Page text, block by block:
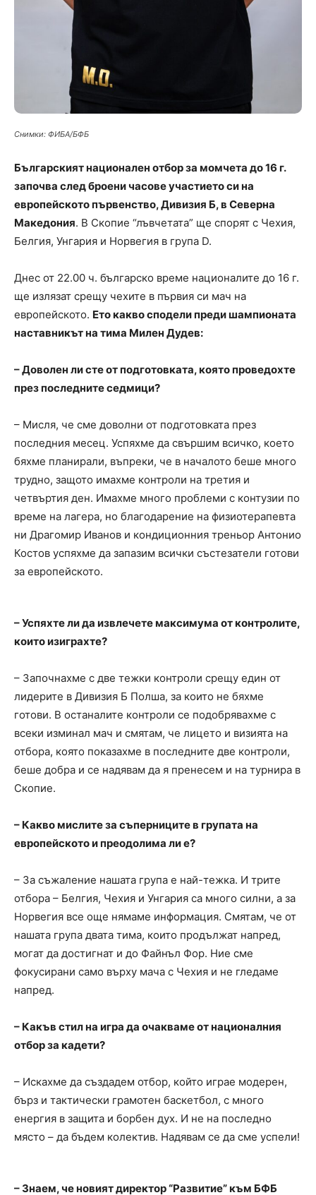
Снимки: ФИБА/БФБ
Българският национален отбор за момчета до 16 г.
започва след броени часове участието си на
европейското първенство, Дивизия Б, в Северна
Македония. В Скопие “лъвчетата” ще спорят с Чехия,
Белгия, Унгария и Норвегия в група D.
Днес от 22.00 ч. българско време националите до 16 г.
ще излязат срещу чехите в първия си мач на
европейското. Ето какво сподели преди шампионата
наставникът на тима Милен Дудев:
– Доволен ли сте от подготовката, която проведохте
през последните седмици?
– Мисля, че сме доволни от подготовката през
последния месец. Успяхме да свършим всичко, което
бяхме планирали, въпреки, че в началото беше много
трудно, защото имахме контроли на третия и
четвъртия ден. Имахме много проблеми с контузии по
време на лагера, но благодарение на физиотерапевта
ни Драгомир Иванов и кондиционния треньор Антонио
Костов успяхме да запазим всички състезатели готови
за европейското.
– Успяхте ли да извлечете максимума от контролите,
които изиграхте?
– Започнахме с две тежки контроли срещу един от
лидерите в Дивизия Б Полша, за които не бяхме
готови. В останалите контроли се подобрявахме с
всеки изминал мач и смятам, че лицето и визията на
отбора, която показахме в последните две контроли,
беше добра и се надявам да я пренесем и на турнира в
Скопие.
– Какво мислите за съперниците в групата на
европейското и преодолима ли е?
– За съжаление нашата група е най-тежка. И трите
отбора – Белгия, Чехия и Унгария са много силни, а за
Норвегия все още нямаме информация. Смятам, че от
нашата група двата тима, които продължат напред,
могат да достигнат и до Файнъл Фор. Ние сме
фокусирани само върху мача с Чехия и не гледаме
напред.
– Какъв стил на игра да очакваме от националния
отбор за кадети?
– Искахме да създадем отбор, който играе модерен,
бърз и тактически грамотен баскетбол, с много
енергия в защита и борбен дух. И не на последно
място – да бъдем колектив. Надявам се да сме успели!
– Знаем, че новият директор “Развитие” към БФБ